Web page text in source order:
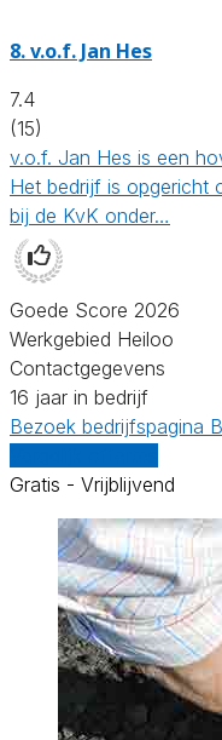
8.v.o.f. Jan Hes
7.4
(15)
v.o.f. Jan Hes is een
Het bedrijf is opgericht
bij de KvK onder…
Goede Score 2026
Werkgebied Heiloo
Contactgegevens
16 jaar in bedrijf
Bezoek bedrijfspagina
Gratis - Vrijblijvend